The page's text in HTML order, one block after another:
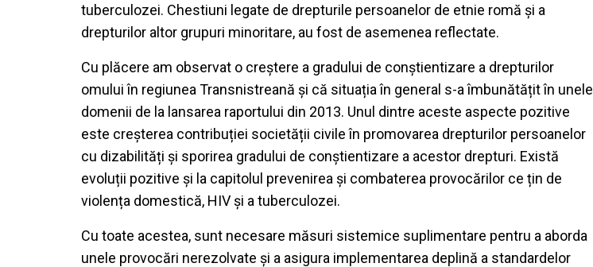
tuberculozei. Chestiuni legate de drepturile persoanelor de etnie romă și a
drepturilor altor grupuri minoritare, au fost de asemenea reflectate.
Cu plăcere am observat o creștere a gradului de conștientizare a drepturilor
omului în regiunea Transnistreană și că situația în general s-a îmbunătățit în unele
domenii de la lansarea raportului din 2013. Unul dintre aceste aspecte pozitive
este creșterea contribuției societății civile în promovarea drepturilor persoanelor
cu dizabilități și sporirea gradului de conștientizare a acestor drepturi. Există
evoluții pozitive și la capitolul prevenirea și combaterea provocărilor ce țin de
violența domestică, HIV și a tuberculozei.
Cu toate acestea, sunt necesare măsuri sistemice suplimentare pentru a aborda
unele provocări nerezolvate și a asigura implementarea deplină a standardelor